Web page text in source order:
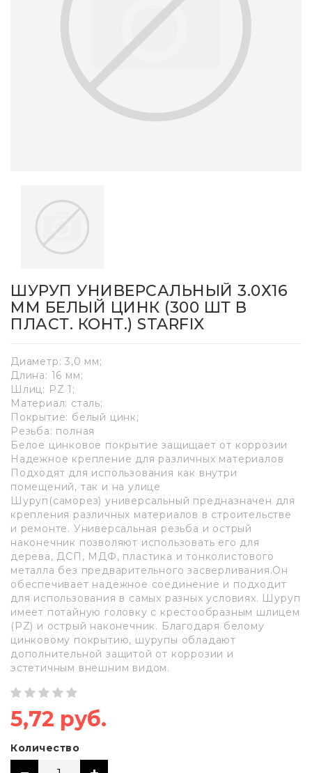
ШУРУП УНИВЕРСАЛЬНЫЙ 3.0Х16
ММ БЕЛЫЙ ЦИНК (300 ШТ В
ПЛАСТ. КОНТ.) STARFIX
Диаметр: 3,0 мм;
Длина: 16 мм;
Шлиц: PZ 1;
Материал: сталь;
Покрытие: белый цинк;
Резьба: полная
Белое цинковое покрытие защищает от коррозии
Надежное крепление для различных материалов
Подходят для использования как внутри
помещений, так и на улице
Шуруп(саморез) универсальный предназначен для
крепления различных материалов в строительстве
и ремонте. Универсальная резьба и острый
наконечник позволяют использовать его для
дерева, ДСП, МДФ, пластика и тонколистового
металла без предварительного засверливания.Он
обеспечивает надежное соединение и подходит
для использования в самых разных условиях. Шуруп
имеет потайную головку с крестообразным шлицем
(PZ) и острый наконечник. Благодаря белому
цинковому покрытию, шурупы обладают
дополнительной защитой от коррозии и
эстетичным внешним видом.
5,72 руб.
Количество